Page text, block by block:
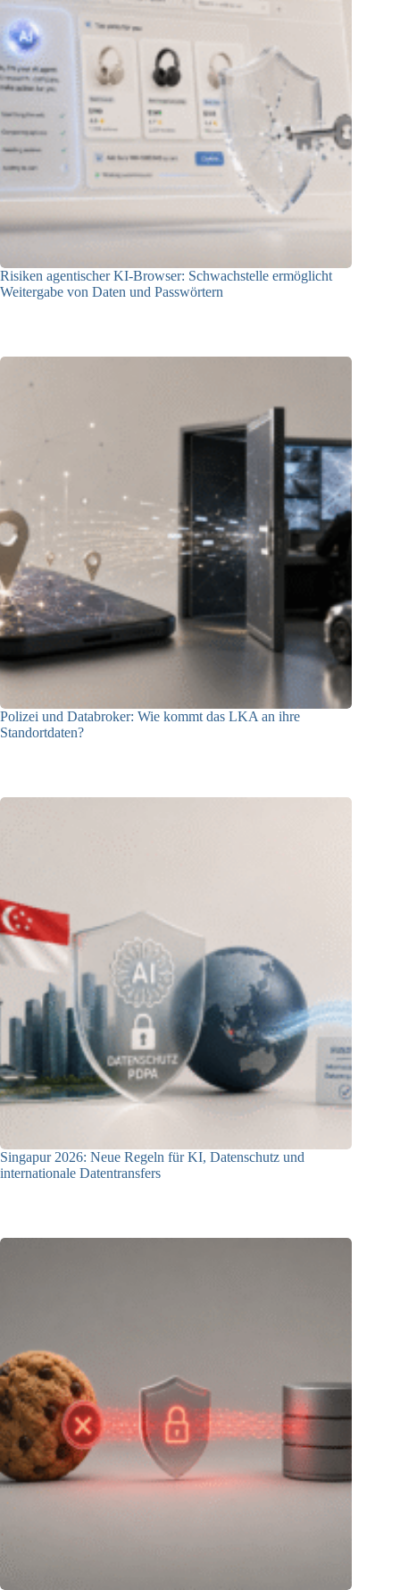
Risiken agentischer KI-Browser: Schwachstelle ermöglicht
Weitergabe von Daten und Passwörtern
Polizei und Databroker: Wie kommt das LKA an ihre
Standortdaten?
Singapur 2026: Neue Regeln für KI, Datenschutz und
internationale Datentransfers